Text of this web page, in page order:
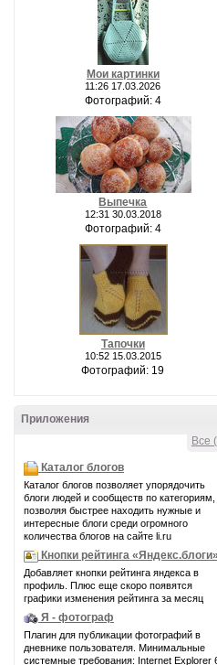
Мои картинки
11:26 17.03.2026
Фотографий: 4
Выпечка
12:31 30.03.2018
Фотографий: 4
Тапочки
10:52 15.03.2015
Фотографий: 19
Приложения
Все
Каталог блогов
Каталог блогов позволяет упорядочить
блоги людей и сообществ по категориям,
позволяя быстрее находить нужные и
интересные блоги среди огромного
количества блогов на сайте li.ru
Кнопки рейтинга «Яндекс.блоги»
Добавляет кнопки рейтинга яндекса в
профиль. Плюс еще скоро появятся
графики изменения рейтинга за месяц
Я - фотограф
Плагин для публикации фотографий в
дневнике пользователя. Минимальные
системные требования: Internet Explorer